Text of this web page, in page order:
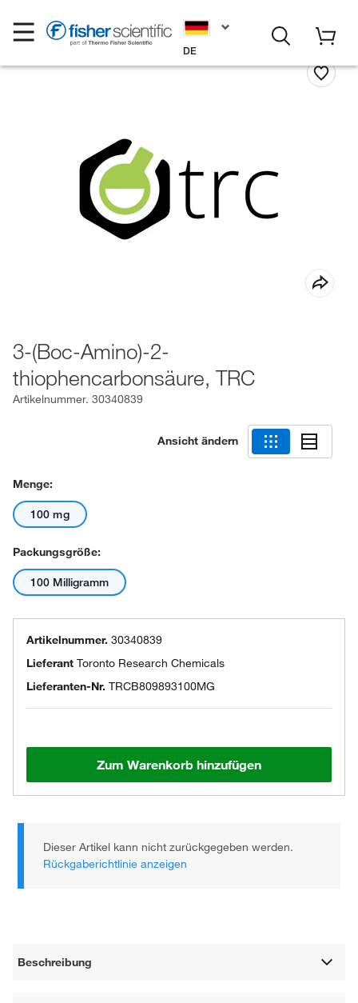
DE
3-(Boc-Amino)-2-
thiophencarbonsäure, TRC
Artikelnummer. 30340839
Ansicht ändern
Menge:
100 mg
Packungsgröße:
100 Milligramm
Artikelnummer. 30340839
Lieferant Toronto Research Chemicals
Lieferanten-Nr. TRCB809893100MG
Zum Warenkorb hinzufügen
Dieser Artikel kann nicht zurückgegeben werden.
Rückgaberichtlinie anzeigen
Beschreibung